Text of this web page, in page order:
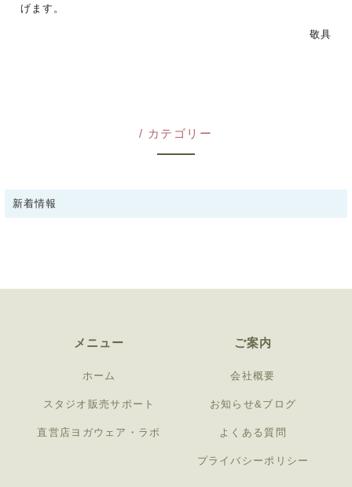
げます。
敬具
カテゴリー
新着情報
メニュー
ホーム
スタジオ販売サポート
直営店ヨガウェア・ラボ
ご案内
会社概要
お知らせ&ブログ
よくある質問
プライバシーポリシー